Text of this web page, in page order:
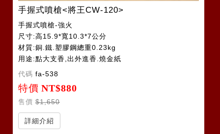
手握式噴槍<將王CW-120>
手握式噴槍-強火
尺寸:高15.9*寬10.3*7公分
材質:銅.鐵.塑膠鋼總重0.23kg
用途:點大支香,出外進香.燒金紙
適用cw-180瓦斯罐
代碼 fa-538
特價 NT$880
售價 $1,650
詳細介紹